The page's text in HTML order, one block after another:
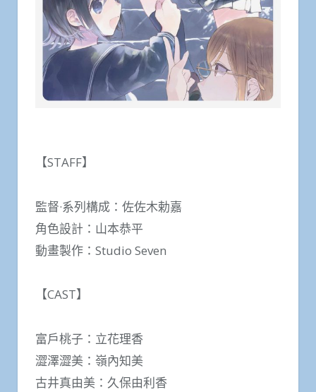
【STAFF】
監督·系列構成：佐佐木勅嘉
角色設計：山本恭平
動畫製作：Studio Seven
【CAST】
富戶桃子：立花理香
澀澤澀美：嶺內知美
古井真由美：久保由利香